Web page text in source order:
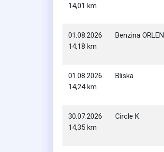
14,01 km
01.08.2026
14,18 km
Benzina ORLEN
01.08.2026
14,24 km
Bliska
30.07.2026
14,35 km
Circle K